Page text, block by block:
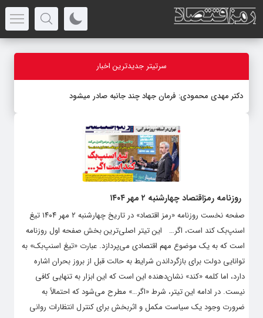
سرتیتر جدیدترین اخبار
دکتر مهدى محمودى: فرمان جهاد چند جانبه صادر میشود
روزنامه رمزاقتصاد چهارشنبه ۲ مهر ۱۴۰۴
صفحه نخست روزنامه «رمز اقتصاد» در تاریخ چهارشنبه ۲ مهر ۱۴۰۴ تیغ
اسنپ‌بک کند است، اگر… این تیتر اصلی‌ترین بخش صفحه اول روزنامه
است که به یک موضوع مهم اقتصادی می‌پردازد. عبارت «تیغ اسنپ‌بک» به
توانایی دولت برای بازگرداندن شرایط به حالت قبل از بروز بحران اشاره
دارد، اما کلمه «کند» نشان‌دهنده این است که این ابزار به تنهایی کافی
نیست. در ادامه این تیتر، شرط «اگر…» مطرح می‌شود که احتمالاً به
ضرورت وجود یک سیاست مکمل و اثربخش برای کنترل انتظارات روانی